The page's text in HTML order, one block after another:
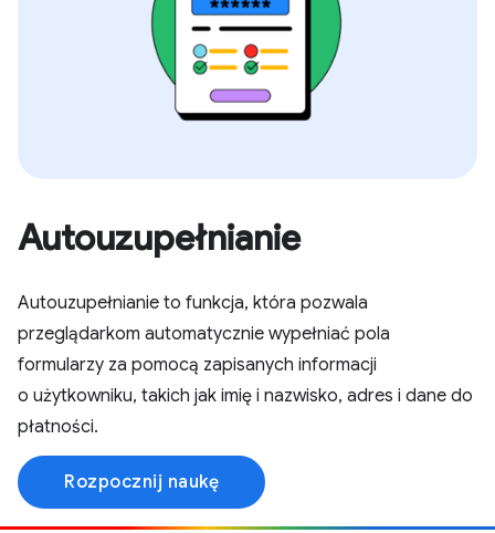
Autouzupełnianie
Autouzupełnianie to funkcja, która pozwala
przeglądarkom automatycznie wypełniać pola
formularzy za pomocą zapisanych informacji
o użytkowniku, takich jak imię i nazwisko, adres i dane do
płatności.
Rozpocznij naukę